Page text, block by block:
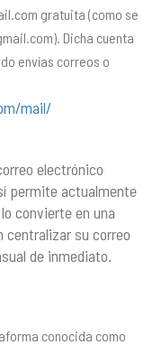
gratuita (como se
Dicha cuenta
envías correos o
mail/
electrónico
permite actualmente
convierte en una
centralizar su correo
de inmediato.
conocida como